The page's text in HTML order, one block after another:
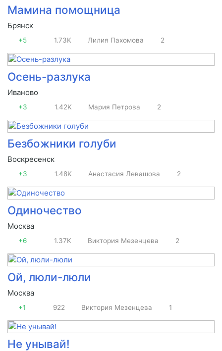
Мамина помощница
Брянск
+5 1.73K Лилия Пахомова 2
Осень-разлука
Иваново
+3 1.42K Мария Петрова 2
Безбожники голуби
Воскресенск
+3 1.48K Анастасия Левашова 2
Одиночество
Москва
+6 1.37K Виктория Мезенцева 2
Ой, люли-люли
Москва
+1 922 Виктория Мезенцева 1
Не унывай!